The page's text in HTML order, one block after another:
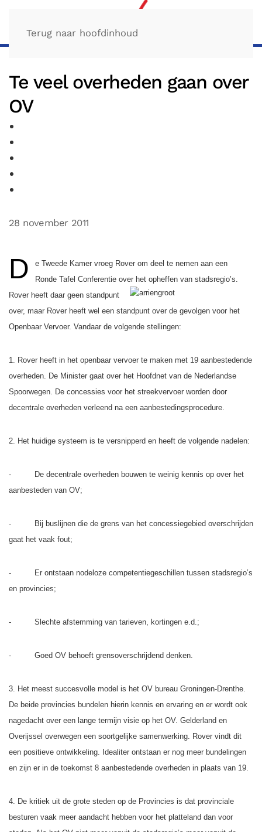
Terug naar hoofdinhoud
Te veel overheden gaan over
OV
28 november 2011
D
e Tweede Kamer vroeg Rover om deel te nemen aan een
Ronde Tafel Conferentie over het opheffen van stadsregio’s.
Rover heeft daar geen standpunt
over, maar Rover heeft wel een standpunt over de gevolgen voor het
Openbaar Vervoer. Vandaar de volgende stellingen:
1. Rover heeft in het openbaar vervoer te maken met 19 aanbestedende
overheden. De Minister gaat over het Hoofdnet van de Nederlandse
Spoorwegen. De concessies voor het streekvervoer worden door
decentrale overheden verleend na een aanbestedingsprocedure.
2. Het huidige systeem is te versnipperd en heeft de volgende nadelen:
- De decentrale overheden bouwen te weinig kennis op over het
aanbesteden van OV;
- Bij buslijnen die de grens van het concessiegebied overschrijden
gaat het vaak fout;
- Er ontstaan nodeloze competentiegeschillen tussen stadsregio’s
en provincies;
- Slechte afstemming van tarieven, kortingen e.d.;
- Goed OV behoeft grensoverschrijdend denken.
3. Het meest succesvolle model is het OV bureau Groningen-Drenthe.
De beide provincies bundelen hierin kennis en ervaring en er wordt ook
nagedacht over een lange termijn visie op het OV. Gelderland en
Overijssel overwegen een soortgelijke samenwerking. Rover vindt dit
een positieve ontwikkeling. Idealiter ontstaan er nog meer bundelingen
en zijn er in de toekomst 8 aanbestedende overheden in plaats van 19.
4. De kritiek uit de grote steden op de Provincies is dat provinciale
besturen vaak meer aandacht hebben voor het platteland dan voor